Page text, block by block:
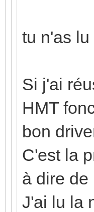
tu n'as
Si j'ai
HMT
bon
C'est la
à dire
J'ai lu la